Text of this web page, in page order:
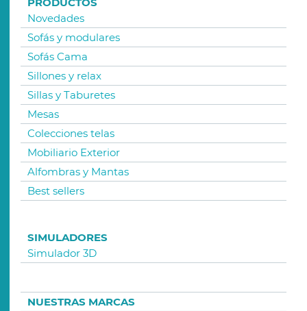
Novedades
Sofás y modulares
Sofás Cama
Sillones y relax
Sillas y Taburetes
Mesas
Colecciones telas
Mobiliario Exterior
Alfombras y Mantas
Best sellers
SIMULADORES
Simulador 3D
NUESTRAS MARCAS